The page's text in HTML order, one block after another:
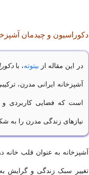
دکوراسیون و چیدمان
در این مقاله از بیتوته، با
آشپزخانه ایرانی مدرن،
است که فضایی کاربردی و
نیازهای زندگی مدرن را به
آشپزخانه به عنوان قلب خانه
تغییر سبک زندگی و گرایش به